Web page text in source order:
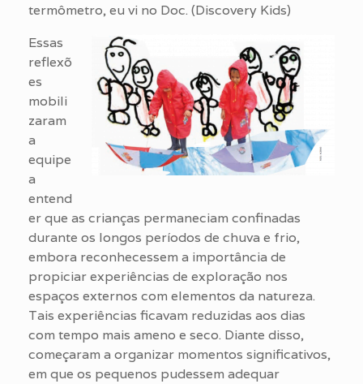
termômetro, eu vi no Doc. (Discovery Kids)
Essas
reflexõ
es
mobili
zaram
a
equipe
a
entend
er que as crianças permaneciam confinadas
durante os longos períodos de chuva e frio,
embora reconhecessem a importância de
propiciar experiências de exploração nos
espaços externos com elementos da natureza.
Tais experiências ficavam reduzidas aos dias
com tempo mais ameno e seco. Diante disso,
começaram a organizar momentos significativos,
em que os pequenos pudessem adequar